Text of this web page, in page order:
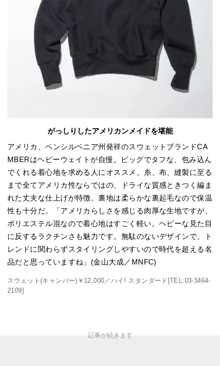
がっしりしたアメリカンメイドを堪能
アメリカ、ペンシルベニア州発祥のスウェットブランドCA
MBERはヘビーウェイトが自慢。ビッグでタフな、包み込ん
でくれる着心地を求める人にオススメ。糸、布、縫製に至る
まで全てアメリカ性ならではの、ドライな質感ときつく編ま
れた丈夫な仕上げが特徴。裏地は柔らかな裏起毛なので保温
性も十分だ。「アメリカらしさを感じる肉厚な生地ですが、
ポリエステル混なので着心地はすごく軽い。ヘビーな見た目
に反するラクチンさも魅力です。無駄のないデザインで、ト
レンドに関わらずスタイリングしやすいので時代を超える名
品だと思っていますね」(金山大成／MNFC)
スウェット(キャンバー)￥12,000／ハイ! スタンダード[TEL:03-3464-
2109]